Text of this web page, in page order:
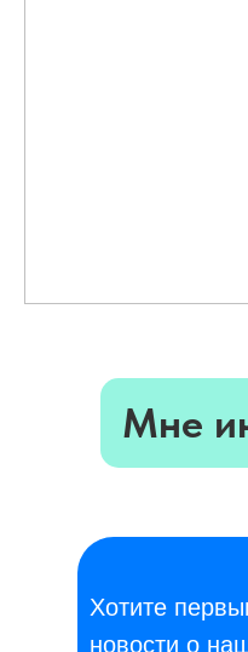
Мне
Хотите
новости о